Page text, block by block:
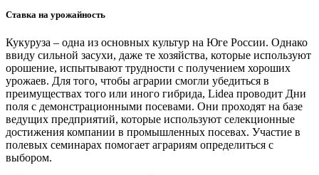
Ставка на урожайность
Кукуруза – одна из основных культур на Юге России. Однако
ввиду сильной засухи, даже те хозяйства, которые используют
орошение, испытывают трудности с получением хороших
урожаев. Для того, чтобы аграрии смогли убедиться в
преимуществах того или иного гибрида, Lidea проводит Дни
поля с демонстрационными посевами. Они проходят на базе
ведущих предприятий, которые используют селекционные
достижения компании в промышленных посевах. Участие в
полевых семинарах помогает аграриям определиться с
выбором.